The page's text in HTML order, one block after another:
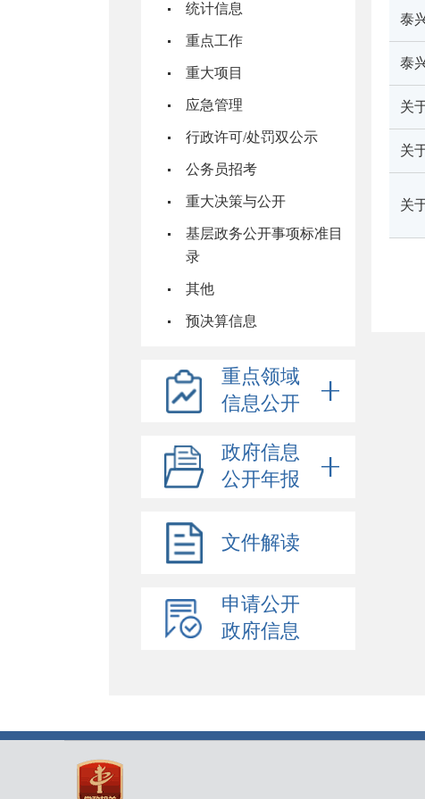
统计信息
重点工作
重大项目
应急管理
行政许可/处罚双公示
公务员招考
重大决策与公开
基层政务公开事项标准目
录
其他
预决算信息
重点领域
信息公开
政府信息
公开年报
文件解读
申请公开
政府信息
泰
泰
关
关
关